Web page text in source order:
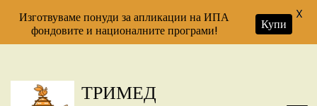
ТРИМЕД
Изготвуваме понуди за апликации на ИПА
фондовите и националните програми!
Купи
X